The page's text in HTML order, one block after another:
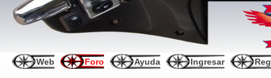
Web Foro Ayuda Ingresar